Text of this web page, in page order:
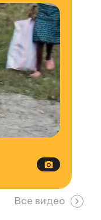
Все видео